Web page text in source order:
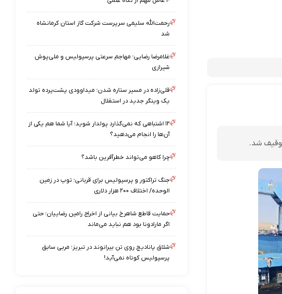
رحمت‌الله سلیمی سرپرست شرکت گاز استان کرمانشاه
شد
غلامرضا رضایی؛ مهاجم سرعتی پرسپولیس و ملی‌پوش
شیرازی
قلی‌زاده در مسیر ستاره شدن؛ میداوودی پشت‌پرده تولد
یک وینگر جدید در استقلال
۱۲ اشتباهی که نمی‌گذارد پولدار شوید؛ آیا شما هم یکی از
آن‌ها را انجام می‌دهید؟
چرا کاهو می‌تواند خطرآفرین باشد؟
جنگ تراکتور و پرسپولیس برای قربانی؛ توپ در زمین
الوحده/ اختلاف ۲۰۰ هزار دلاری
حمایت قاطع شاهرخ بیانی از اخراج رامین رضاییان؛ حتی
اگر مارادونا بود هم نباید می‌ماند
شلاق پانادیچ روی تن بیرانوند در تبریز؛ مربی سابق
پرسپولیس کوتاه نمی‌آید!